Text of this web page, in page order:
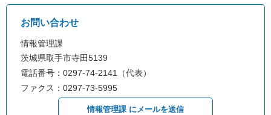
お問い合わせ
情報管理課
茨城県取手市寺田5139
電話番号：0297-74-2141（代表）
ファクス：0297-73-5995
情報管理課 にメールを送信